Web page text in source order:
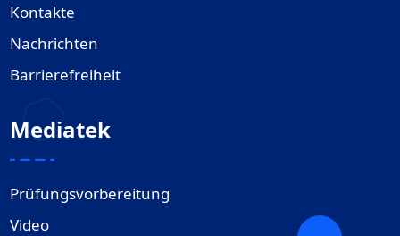
Kontakte
Nachrichten
Barrierefreiheit
Mediatek
Prüfungsvorbereitung
Video